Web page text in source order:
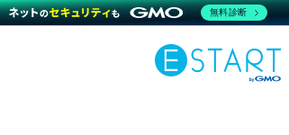
無料診断